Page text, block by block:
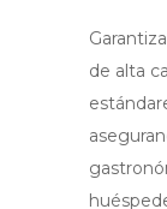
de alta